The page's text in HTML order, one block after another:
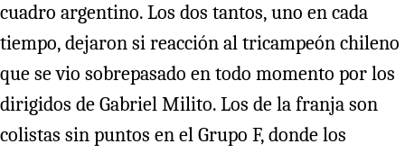
cuadro argentino. Los dos tantos, uno en cada
tiempo, dejaron si reacción al tricampeón chileno
que se vio sobrepasado en todo momento por los
dirigidos de Gabriel Milito. Los de la franja son
colistas sin puntos en el Grupo F, donde los